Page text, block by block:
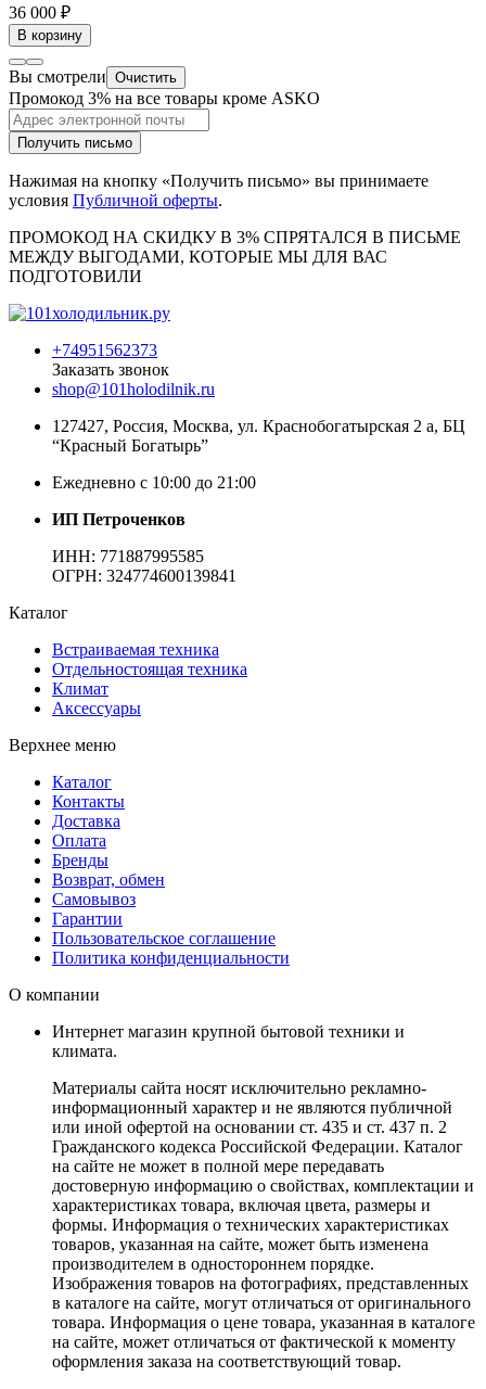
36 000 ₽
В корзину
Вы смотрели Очистить
Промокод 3% на все товары кроме ASKO
Получить письмо
Нажимая на кнопку «Получить письмо» вы принимаете
условия Публичной оферты.
ПРОМОКОД НА СКИДКУ В 3% СПРЯТАЛСЯ В ПИCЬМЕ
МЕЖДУ ВЫГОДАМИ, КОТОРЫЕ МЫ ДЛЯ ВАС
ПОДГОТОВИЛИ
+74951562373
Заказать звонок
shop@101holodilnik.ru
127427, Россия, Москва, ул. Краснобогатырская 2 а, БЦ
“Красный Богатырь”
Ежедневно с 10:00 до 21:00
ИП Петроченков
ИНН: 771887995585
ОГРН: 324774600139841
Каталог
Встраиваемая техника
Отдельностоящая техника
Климат
Аксессуары
Верхнее меню
Каталог
Контакты
Доставка
Оплата
Бренды
Возврат, обмен
Самовывоз
Гарантии
Пользовательское соглашение
Политика конфиденциальности
О компании
Интернет магазин крупной бытовой техники и
климата.
Материалы сайта носят исключительно рекламно-
информационный характер и не являются публичной
или иной офертой на основании ст. 435 и ст. 437 п. 2
Гражданского кодекса Российской Федерации. Каталог
на сайте не может в полной мере передавать
достоверную информацию о свойствах, комплектации и
характеристиках товара, включая цвета, размеры и
формы. Информация о технических характеристиках
товаров, указанная на сайте, может быть изменена
производителем в одностороннем порядке.
Изображения товаров на фотографиях, представленных
в каталоге на сайте, могут отличаться от оригинального
товара. Информация о цене товара, указанная в каталоге
на сайте, может отличаться от фактической к моменту
оформления заказа на соответствующий товар.